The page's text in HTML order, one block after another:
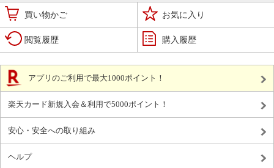
買い物かご お気に入り
閲覧履歴 購入履歴
アプリのご利用で最大1000ポイント！
楽天カード新規入会＆利用で5000ポイント！
安心・安全への取り組み
ヘルプ